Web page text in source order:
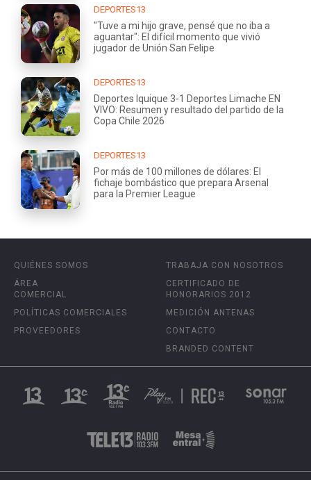
DEPORTES13
"Tuve a mi hijo grave, pensé que no iba a
aguantar": El difícil momento que vivió
jugador de Unión San Felipe
DEPORTES13
Deportes Iquique 3-1 Deportes Limache EN
VIVO: Resumen y resultado del partido de la
Copa Chile 2026
DEPORTES13
Por más de 100 millones de dólares: El
fichaje bombástico que prepara Arsenal
para la Premier League
QUIÉNES SOMOS
ÁREA
COMERCIAL
POLÍTICAS COMERCIALES
PROVEEDORES
TRABAJA CON NOSOTROS
CERTIFICADO DE
HONORARIOS 2012
MEDICIÓN ANTENAS
CONTACTO
BRANDED CONTENT